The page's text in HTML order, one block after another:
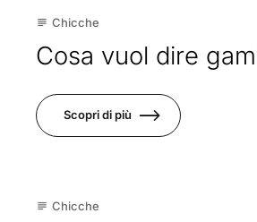
17
subject Chicche
Cosa vuol dire
Scopri di più
30
subject Chicche